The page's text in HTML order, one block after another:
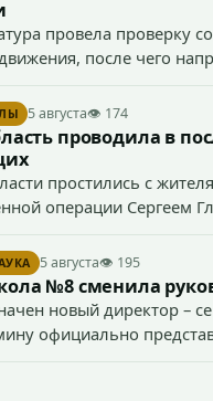
провела проверку
после чего
5 августа👁 174
проводила в
простились с
операции Сергеем
5 августа👁 195
№8 сменила
новый директор –
официально